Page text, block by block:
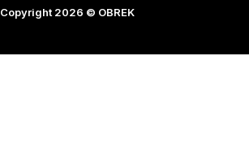
Copyright 2026 © OBREK